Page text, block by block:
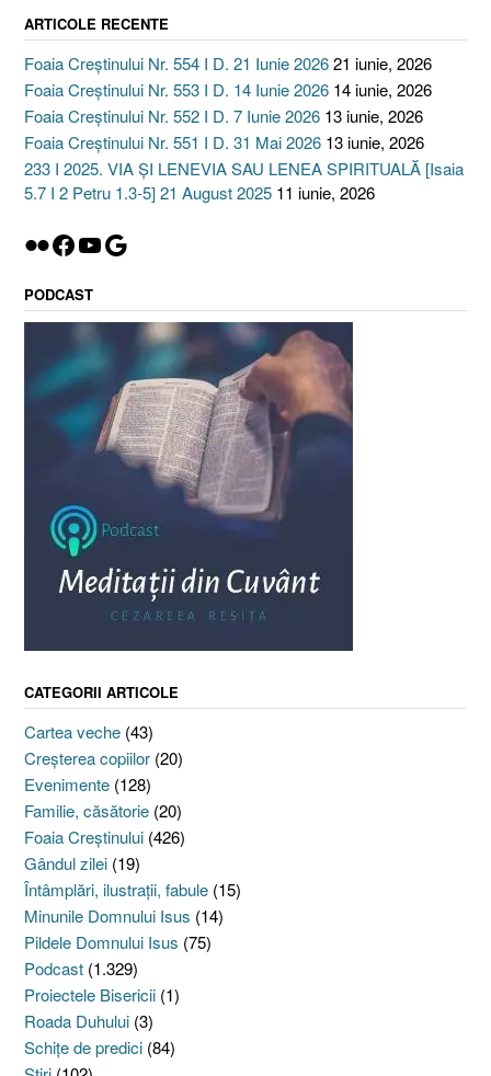
ARTICOLE RECENTE
Foaia Creștinului Nr. 554 I D. 21 Iunie 202621 iunie, 2026
Foaia Creștinului Nr. 553 I D. 14 Iunie 2026 14 iunie, 2026
Foaia Creștinului Nr. 552 I D. 7 Iunie 2026 13 iunie, 2026
Foaia Creștinului Nr. 551 I D. 31 Mai 2026 13 iunie, 2026
233 I 2025. VIA ȘI LENEVIA SAU LENEA SPIRITUALĂ [Isaia
5.7 I 2 Petru 1.3-5] 21 August 2025 11 iunie, 2026
Flickr
Facebook
YouTube
Google
PODCAST
CATEGORII ARTICOLE
Cartea veche (43)
Creşterea copiilor (20)
Evenimente (128)
Familie, căsătorie (20)
Foaia Creştinului (426)
Gândul zilei (19)
Întâmplări, ilustraţii, fabule (15)
Minunile Domnului Isus (14)
Pildele Domnului Isus (75)
Podcast (1.329)
Proiectele Bisericii (1)
Roada Duhului (3)
Schiţe de predici (84)